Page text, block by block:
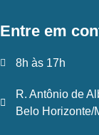
Entre em
8h às 17h
R. Antônio de
Belo Horizonte/